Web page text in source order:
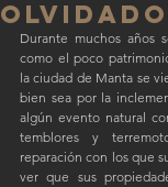
OLVIDADO
Durante muchos años
como el poco
la ciudad de Manta se
bien sea por la
algún evento natural
temblores y
reparación con los que
ver que sus